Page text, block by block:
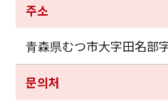
주소
青森県むつ市大字田名部
문의처